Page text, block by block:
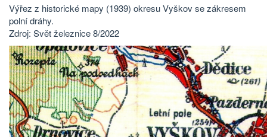
Výřez z historické mapy (1939) okresu Vyškov se zákresem
polní dráhy.
Zdroj: Svět železnice 8/2022